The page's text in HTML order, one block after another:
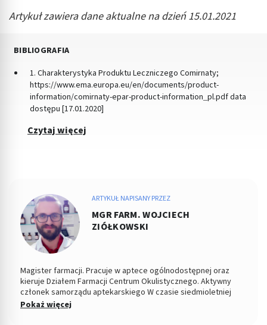
Artykuł zawiera dane aktualne na dzień 15.01.2021
BIBLIOGRAFIA
1. Charakterystyka Produktu Leczniczego Comirnaty;
https://www.ema.europa.eu/en/documents/product-
information/comirnaty-epar-product-information_pl.pdf data
dostępu [17.01.2020]
Czytaj więcej
ARTYKUŁ NAPISANY PRZEZ
MGR FARM. WOJCIECH
ZIÓŁKOWSKI
Magister farmacji. Pracuje w aptece ogólnodostępnej oraz
kieruje Działem Farmacji Centrum Okulistycznego. Aktywny
członek samorządu aptekarskiego W czasie siedmioletniej
pracy zawodowej rozwiązał nieskończoną ilość problemów z
Pokaż więcej